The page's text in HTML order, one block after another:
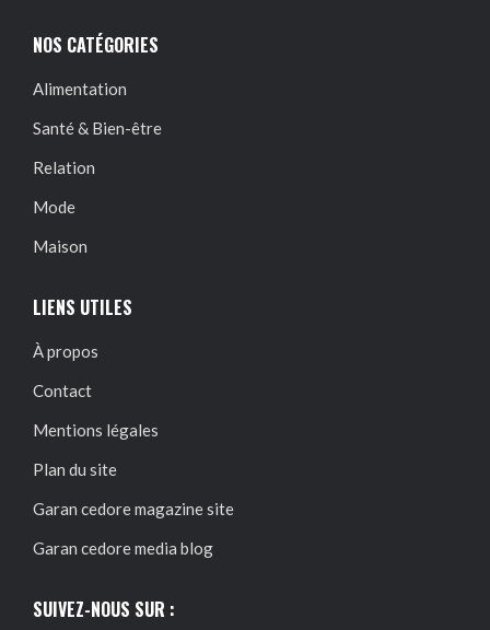
NOS CATÉGORIES
Alimentation
Santé & Bien-être
Relation
Mode
Maison
LIENS UTILES
À propos
Contact
Mentions légales
Plan du site
Garan cedore magazine site
Garan cedore media blog
SUIVEZ-NOUS SUR :